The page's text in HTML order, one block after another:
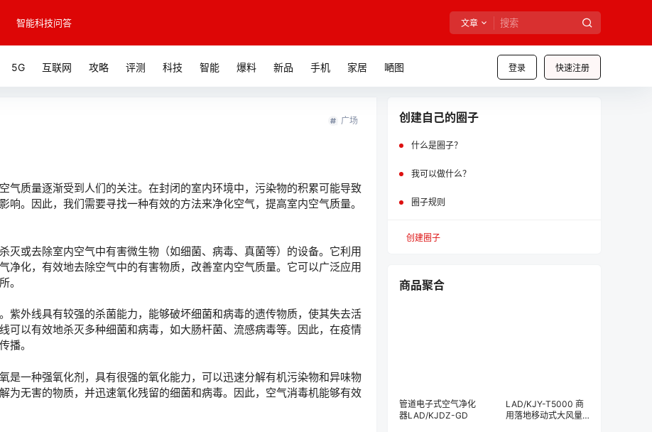
智能科技问答 文章
登录 快速注册
5G 互联网 攻略 评测 科技 智能 爆料 新品 手机 家居 嗮图
广场
质量逐渐受到人们的关注。在封闭的室内环境中，污染物的积累可能导致
响。因此，我们需要寻找一种有效的方法来净化空气，提高室内空气质量。
或去除室内空气中有害微生物（如细菌、病毒、真菌等）的设备。它利用
净化，有效地去除空气中的有害物质，改善室内空气质量。它可以广泛应用
。
外线具有较强的杀菌能力，能够破坏细菌和病毒的遗传物质，使其失去活
可以有效地杀灭多种细菌和病毒，如大肠杆菌、流感病毒等。因此，在疫情
播。
一种强氧化剂，具有很强的氧化能力，可以迅速分解有机污染物和异味物
为无害的物质，并迅速氧化残留的细菌和病毒。因此，空气消毒机能够有效
创建自己的圈子
什么是圈子？
我可以做什么？
圈子规则
创建圈子
商品聚合
管道电子式空气净化
器LAD/KJDZ-GD
LAD/KJY-T5000 商
用落地移动式大风量